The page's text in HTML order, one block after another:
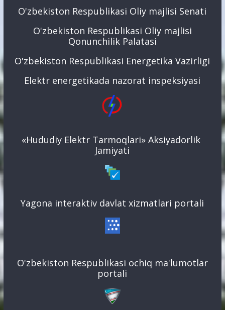
O'zbekiston Respublikasi Oliy majlisi Senati
O'zbekiston Respublikasi Oliy majlisi
Qonunchilik Palatasi
O'zbekiston Respublikasi Energetika Vazirligi
Elektr energetikada nazorat inspeksiyasi
«Hududiy Elektr Tarmoqlari» Aksiyadorlik
Jamiyati
Yagona interaktiv davlat xizmatlari portali
O'zbekiston Respublikasi ochiq ma'lumotlar
portali